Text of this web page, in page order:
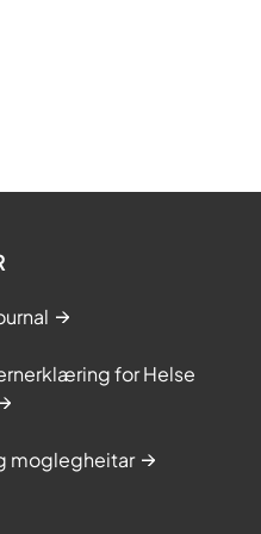
for Helse
moglegheitar